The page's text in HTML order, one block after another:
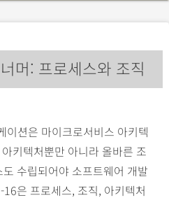
머: 프로세스와 조직
이션은 마이크로서비스 아키텍
키텍처뿐만 아니라 올바른 조
수립되어야 소프트웨어 개발
은 프로세스, 조직, 아키텍처